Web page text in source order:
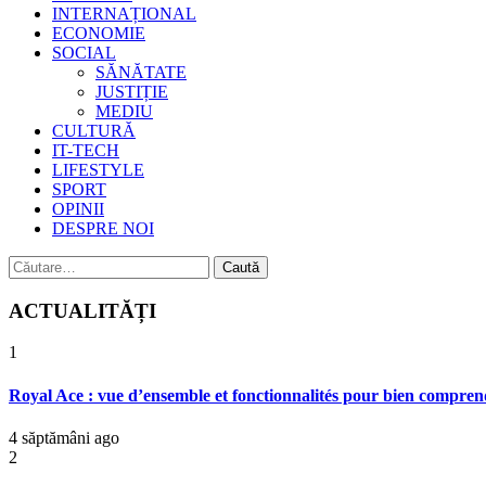
INTERNAȚIONAL
ECONOMIE
SOCIAL
SĂNĂTATE
JUSTIȚIE
MEDIU
CULTURĂ
IT-TECH
LIFESTYLE
SPORT
OPINII
DESPRE NOI
Caută
după:
ACTUALITĂȚI
1
Royal Ace : vue d’ensemble et fonctionnalités pour bien
4 săptămâni ago
2